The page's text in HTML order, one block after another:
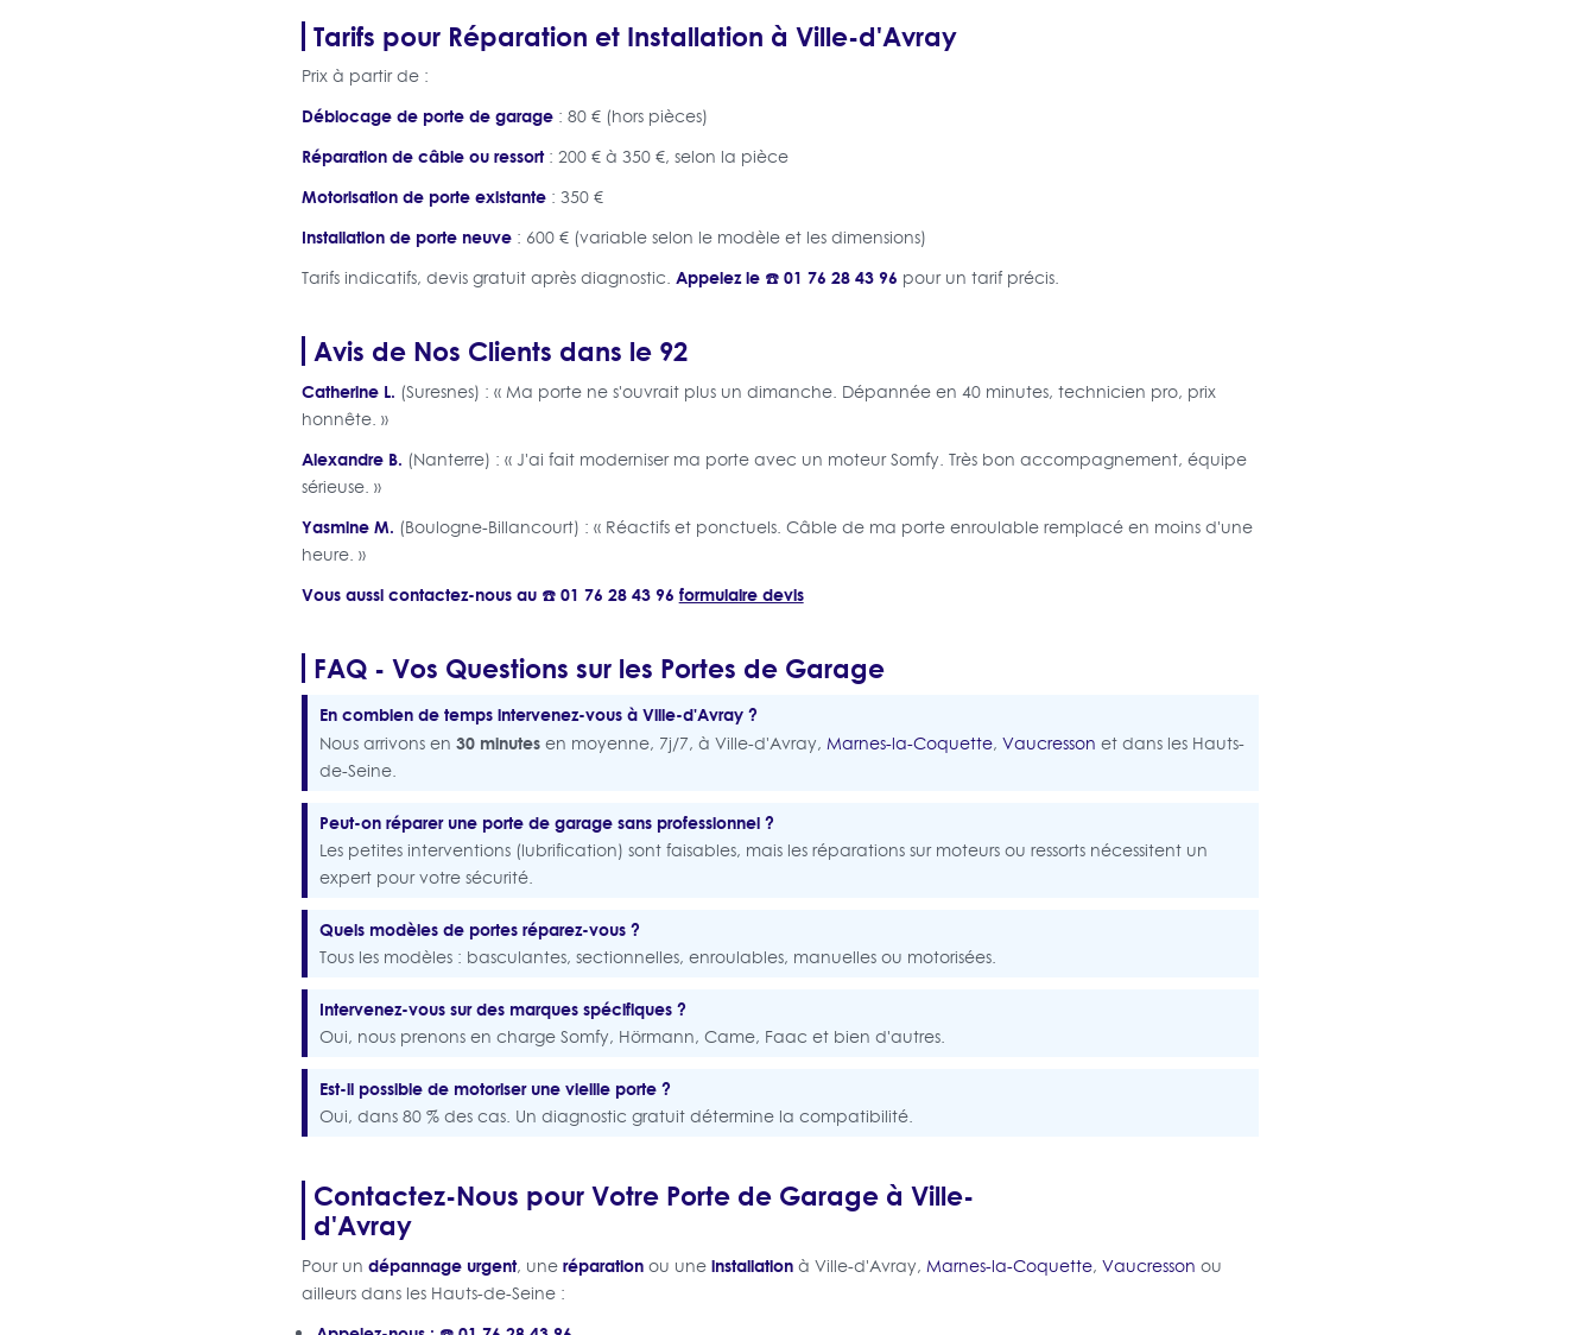
Tarifs pour Réparation et Installation à Ville-d'Avray
Prix à partir de :
Déblocage de porte de garage: 80 € (hors pièces)
Réparation de câble ou ressort: 200 € à 350 €, selon la pièce
Motorisation de porte existante: 350 €
Installation de porte neuve: 600 € (variable selon le modèle et les dimensions)
Tarifs indicatifs, devis gratuit après diagnostic. Appelez le ☎️ 01 76 28 43 96 pour un tarif précis.
Avis de Nos Clients dans le 92
Catherine L. (Suresnes) : « Ma porte ne s'ouvrait plus un dimanche. Dépannée en 40 minutes, technicien pro, prix
honnête. »
Alexandre B. (Nanterre) : « J'ai fait moderniser ma porte avec un moteur Somfy. Très bon accompagnement, équipe
sérieuse. »
Yasmine M. (Boulogne-Billancourt) : « Réactifs et ponctuels. Câble de ma porte enroulable remplacé en moins d'une
heure. »
Vous aussi contactez-nous au ☎️ 01 76 28 43 96 formulaire devis
FAQ - Vos Questions sur les Portes de Garage
En combien de temps intervenez-vous à Ville-d'Avray ?
Nous arrivons en 30 minutesen moyenne, 7j/7, à Ville-d'Avray, Marnes-la-Coquette, Vaucresson et dans les Hauts-
de-Seine.
Peut-on réparer une porte de garage sans professionnel ?
Les petites interventions (lubrification) sont faisables, mais les réparations sur moteurs ou ressorts nécessitent un
expert pour votre sécurité.
Quels modèles de portes réparez-vous ?
Tous les modèles : basculantes, sectionnelles, enroulables, manuelles ou motorisées.
Intervenez-vous sur des marques spécifiques ?
Oui, nous prenons en charge Somfy, Hörmann, Came, Faac et bien d'autres.
Est-il possible de motoriser une vieille porte ?
Oui, dans 80 % des cas. Un diagnostic gratuit détermine la compatibilité.
Contactez-Nous pour Votre Porte de Garage à Ville-
d'Avray
Pour un dépannage urgent, une réparationou une installationà Ville-d'Avray, Marnes-la-Coquette, Vaucresson ou
ailleurs dans les Hauts-de-Seine :